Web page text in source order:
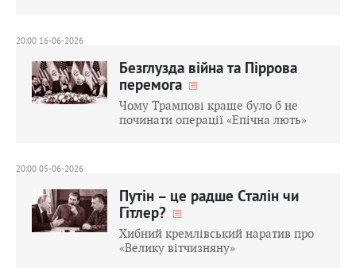
20:00 16-06-2026
Безглузда війна та Піррова
перемога
Чому Трампові краще було б не
починати операції «Епічна лють»
20:00 05-06-2026
Путін – це радше Сталін чи
Гітлер?
Хибний кремлівський наратив про
«Велику вітчизняну»